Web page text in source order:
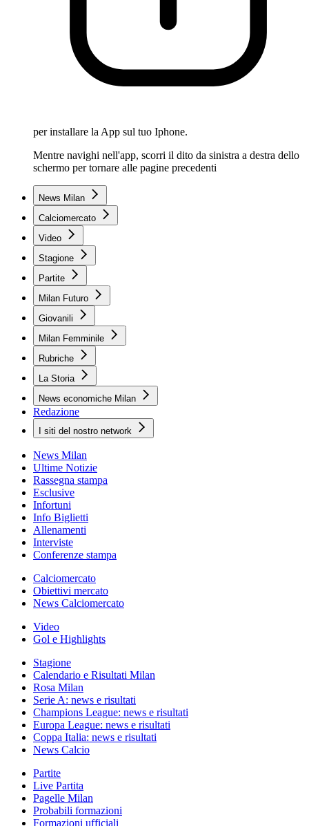
per installare la App sul tuo Iphone.
Mentre navighi nell'app, scorri il dito da sinistra a destra dello
schermo per tornare alle pagine precedenti
News Milan
Calciomercato
Video
Stagione
Partite
Milan Futuro
Giovanili
Milan Femminile
Rubriche
La Storia
News economiche Milan
Redazione
I siti del nostro network
News Milan
Ultime Notizie
Rassegna stampa
Esclusive
Infortuni
Info Biglietti
Allenamenti
Interviste
Conferenze stampa
Calciomercato
Obiettivi mercato
News Calciomercato
Video
Gol e Highlights
Stagione
Calendario e Risultati Milan
Rosa Milan
Serie A: news e risultati
Champions League: news e risultati
Europa League: news e risultati
Coppa Italia: news e risultati
News Calcio
Partite
Live Partita
Pagelle Milan
Probabili formazioni
Formazioni ufficiali